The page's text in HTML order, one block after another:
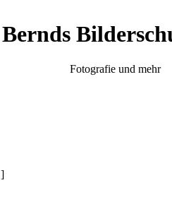
Bernds
Fotografie und mehr